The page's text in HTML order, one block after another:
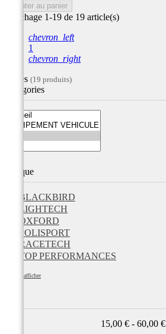
Ajouter au panier
Affichage 1-19 de 19 article(s)
chevron_left
1
chevron_right
Filtres (19 produits)
Catégories
Marque
BLACKBIRD
LIGHTECH
OXFORD
POLISPORT
RACETECH
TOP PERFORMANCES
Tout afficher
15,00 € - 60,00 €